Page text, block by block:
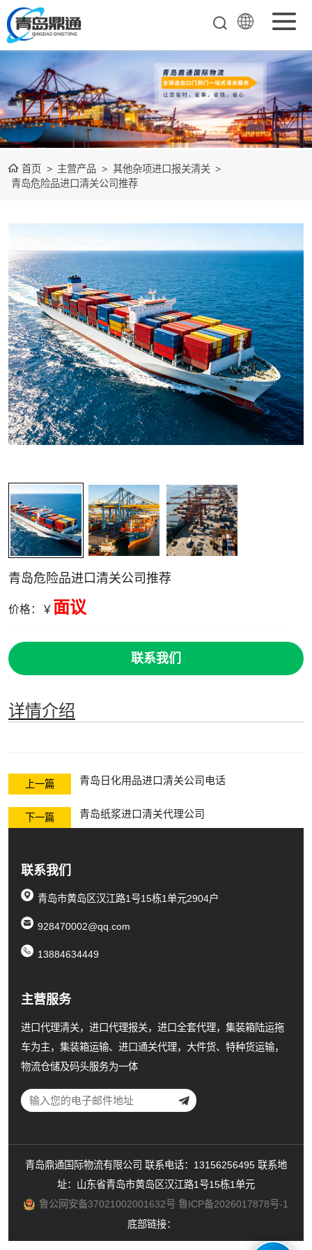
首页 > 主营产品 > 其他杂项进口报关清关 >
青岛危险品进口清关公司推荐
青岛危险品进口清关公司推荐
价格：￥ 面议
联系我们
详情介绍
上一篇 青岛日化用品进口清关公司电话
下一篇 青岛纸浆进口清关代理公司
联系我们
青岛市黄岛区汉江路1号15栋1单元2904户
928470002@qq.com
13884634449
主营服务
进口代理清关，进口代理报关，进口全套代理，集装箱陆运拖
车为主，集装箱运输、进口通关代理，大件货、特种货运输，
物流仓储及码头服务为一体
青岛鼎通国际物流有限公司 联系电话：13156256495 联系地
址：山东省青岛市黄岛区汉江路1号15栋1单元
鲁公网安备37021002001632号 鲁ICP备2026017878号-1
底部链接：
矿产品进口报关
清关
农副产品进口报
关清关
水产冻品进口报
关
化妆品进口报关
其他杂项进口报
关清关